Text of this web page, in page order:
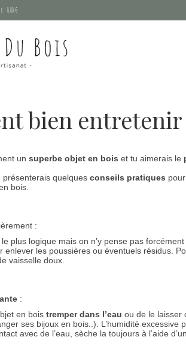
-0,00€
bien entretenir
un superbe objet en bois et tu aimerais le
présenterais quelques conseils pratiques
bois.
:
le plus logique mais on n’y pense pas
enlever les poussières ou éventuels résidus.
vaisselle doux.
:
en bois tremper dans l’eau ou de le laisser
ses bijoux en bois..). L’humidité excessive
avec de l’eau, sèche la toujours à l’aide d’un